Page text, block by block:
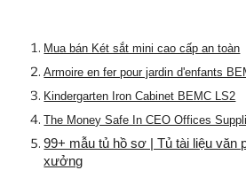
Mua bán Két sắt mini cao cấp an toàn
Armoire en fer pour jardin d'enfants
Kindergarten Iron Cabinet BEMC LS2
The Money Safe In CEO Offices
99+ mẫu tủ hồ sơ | Tủ tài liệu văn
xưởng